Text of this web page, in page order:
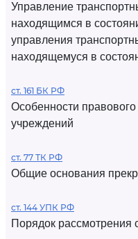
Управление
находящимся в
управления
находящемуся в
ст. 161 БК РФ
Особенности
учреждений
ст. 77 ТК РФ
Общие основания
ст. 144 УПК РФ
Порядок рассмотрения